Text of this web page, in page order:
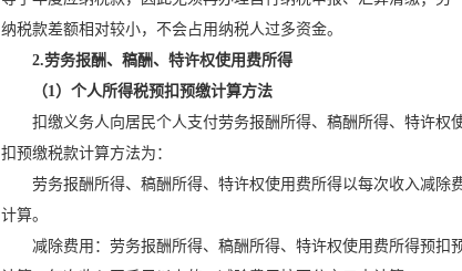
纳税款差额相对较小，不会占用纳税人过多资金。
2.劳务报酬、稿酬、特许权使用费所得
（1）个人所得税预扣预缴计算方法
扣缴义务人向居民个人支付劳务报酬所得、稿酬所得、特许权
扣预缴税款计算方法为：
劳务报酬所得、稿酬所得、特许权使用费所得以每次收入减除
计算。
减除费用：劳务报酬所得、稿酬所得、特许权使用费所得预扣